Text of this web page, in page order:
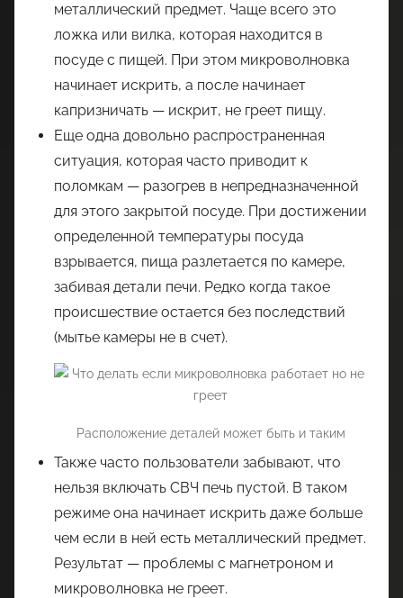
металлический предмет. Чаще всего это
ложка или вилка, которая находится в
посуде с пищей. При этом микроволновка
начинает искрить, а после начинает
капризничать — искрит, не греет пищу.
Еще одна довольно распространенная
ситуация, которая часто приводит к
поломкам — разогрев в непредназначенной
для этого закрытой посуде. При достижении
определенной температуры посуда
взрывается, пища разлетается по камере,
забивая детали печи. Редко когда такое
происшествие остается без последствий
(мытье камеры не в счет).
Расположение деталей может быть и таким
Также часто пользователи забывают, что
нельзя включать СВЧ печь пустой. В таком
режиме она начинает искрить даже больше
чем если в ней есть металлический предмет.
Результат — проблемы с магнетроном и
микроволновка не греет.